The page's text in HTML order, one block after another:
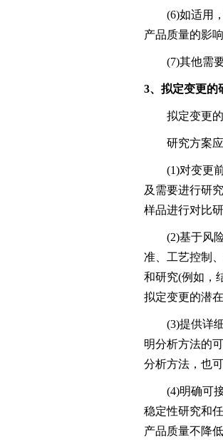
(6)如适用，
产品质量的影
(7)其他需要
3、拟定变更的
拟定变更的研
研究方案应
(1)对变更前
及需要进行研
样品进行对比
(2)基于风险
准、工艺控制
和研究(例如，
拟定变更的潜
(3)提供详细
明分析方法的
分析方法，也
(4)明确可接
稳定性研究和
产品质量不降低